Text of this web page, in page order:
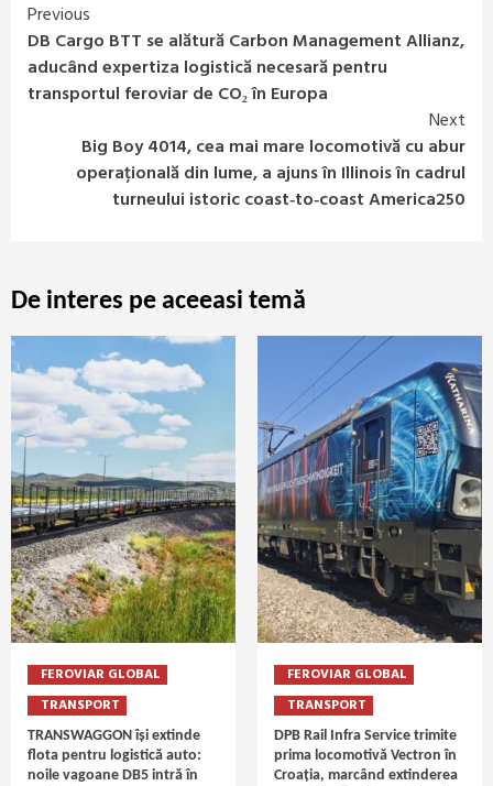
Continue
Reading
Previous
DB Cargo BTT se alătură Carbon Management Allianz,
aducând expertiza logistică necesară pentru
transportul feroviar de CO₂ în Europa
Next
Big Boy 4014, cea mai mare locomotivă cu abur
operațională din lume, a ajuns în Illinois în cadrul
turneului istoric coast‑to‑coast America250
De interes pe aceeasi temă
FEROVIAR GLOBAL
TRANSPORT
TRANSWAGGON își extinde
flota pentru logistică auto:
noile vagoane DB5 intră în
FEROVIAR GLOBAL
TRANSPORT
DPB Rail Infra Service trimite
prima locomotivă Vectron în
Croația, marcând extinderea